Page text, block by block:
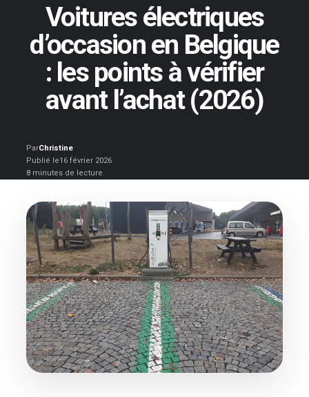
Voitures électriques
d’occasion en Belgique
: les points à vérifier
avant l’achat (2026)
ParChristine
Publié le16 février 2026
8 minutes de lecture